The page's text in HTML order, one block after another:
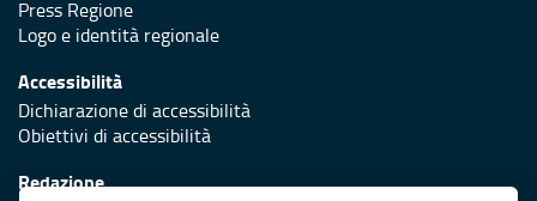
Press Regione
Logo e identità regionale
Accessibilità
Dichiarazione di accessibilità
Obiettivi di accessibilità
Redazione